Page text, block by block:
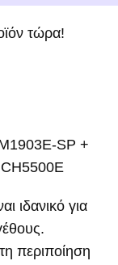
τώρα!
SP +
ιδανικό για
περιποίηση